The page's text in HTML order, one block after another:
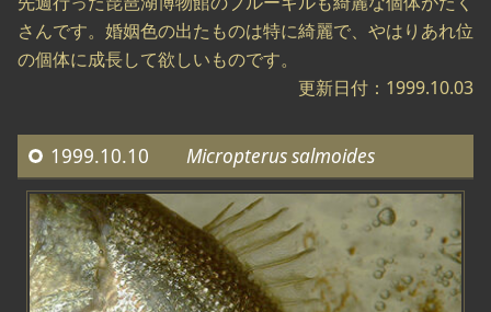
さんです。婚姻色の出たものは特に綺麗で、やはりあれ位
の個体に成長して欲しいものです。
更新日付：1999.10.03
1999.10.10 Micropterus salmoides